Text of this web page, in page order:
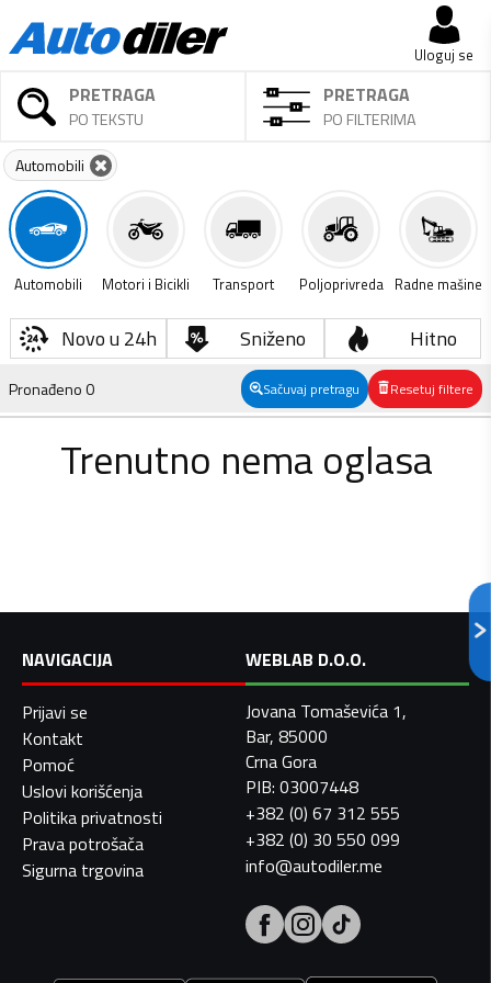
Uloguj se
PRETRAGA
PO TEKSTU
PRETRAGA
PO FILTERIMA
Automobili
Automobili Motori i Bicikli Transport Poljoprivreda Radne mašine
Novo u 24h Sniženo Hitno
Pronađeno0 Sačuvaj pretragu Resetuj filtere
Trenutno nema oglasa
NAVIGACIJA
Prijavi se
Kontakt
Pomoć
Uslovi korišćenja
Politika privatnosti
Prava potrošača
Sigurna trgovina
WEBLAB D.O.O.
Jovana Tomaševića 1,
Bar, 85000
Crna Gora
PIB: 03007448
+382 (0) 67 312 555
+382 (0) 30 550 099
info@autodiler.me